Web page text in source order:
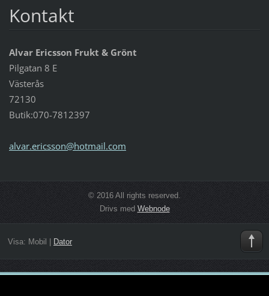
Kontakt
Alvar Ericsson Frukt & Grönt
Pilgatan 8 E
Västerås
72130
Butik:070-7812397
alvar.ericsson@hotmail.com
© 2016 All rights reserved.
Drivs medWebnode
Visa: Mobil Dator